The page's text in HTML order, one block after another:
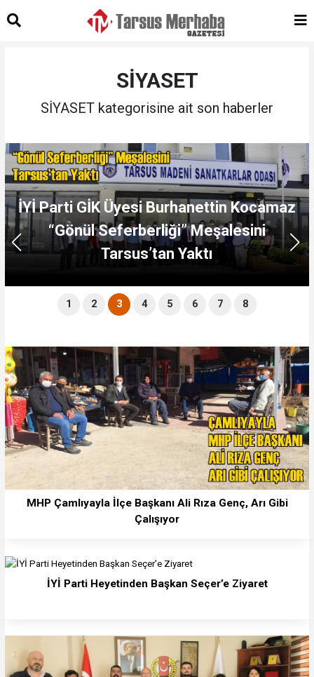
SİYASET
SİYASET kategorisine ait son haberler
İYİ Parti GİK Üyesi Burhanettin Kocamaz
“Gönül Seferberliği” Meşalesini
Tarsus’tan Yaktı
1 2 3 4 5 6 7 8
MHP Çamlıyayla İlçe Başkanı Ali Rıza Genç, Arı Gibi
Çalışıyor
İYİ Parti Heyetinden Başkan Seçer’e Ziyaret